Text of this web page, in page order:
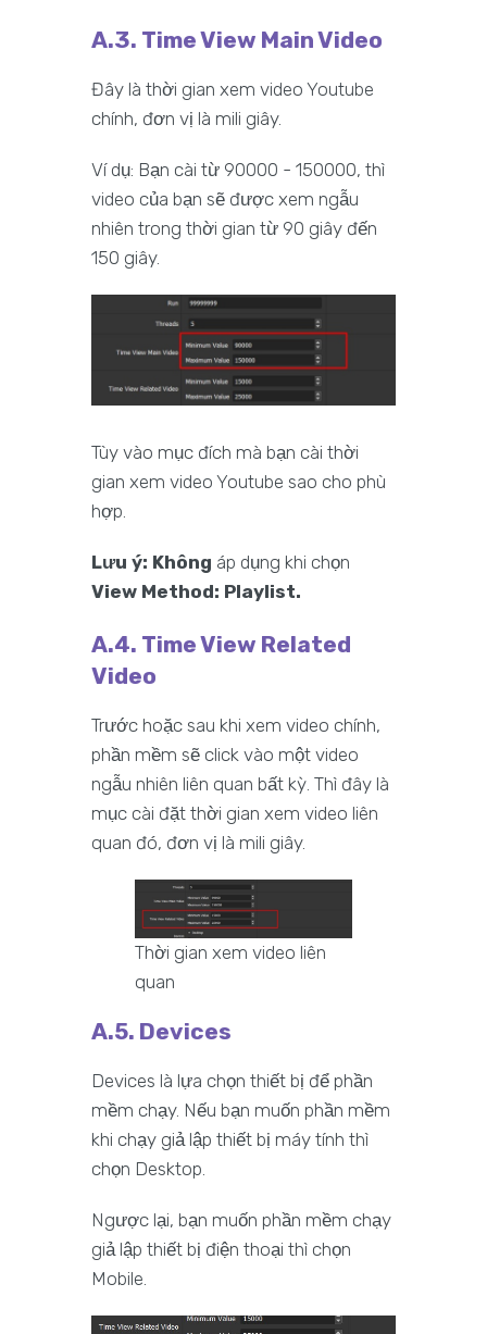
A.3. Time View Main Video
Đây là thời gian xem video Youtube
chính, đơn vị là mili giây.
Ví dụ: Bạn cài từ 90000 - 150000, thì
video của bạn sẽ được xem ngẫu
nhiên trong thời gian từ 90 giây đến
150 giây.
Tùy vào mục đích mà bạn cài thời
gian xem video Youtube sao cho phù
hợp.
Lưu ý: Không áp dụng khi chọn
View Method: Playlist.
A.4. Time View Related
Video
Trước hoặc sau khi xem video chính,
phần mềm sẽ click vào một video
ngẫu nhiên liên quan bất kỳ. Thì đây là
mục cài đặt thời gian xem video liên
quan đó, đơn vị là mili giây.
Thời gian xem video liên
quan
A.5. Devices
Devices là lựa chọn thiết bị để phần
mềm chạy. Nếu bạn muốn phần mềm
khi chạy giả lập thiết bị máy tính thì
chọn Desktop.
Ngược lại, bạn muốn phần mềm chạy
giả lập thiết bị điện thoại thì chọn
Mobile.